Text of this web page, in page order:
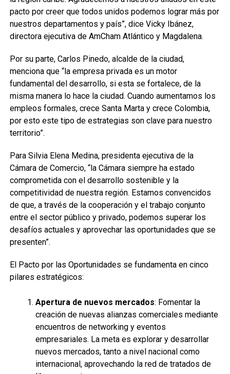
pacto por creer que todos unidos podemos lograr más por
nuestros departamentos y país”, dice Vicky Ibánez,
directora ejecutiva de AmCham Atlántico y Magdalena.
Por su parte, Carlos Pinedo, alcalde de la ciudad,
menciona que “la empresa privada es un motor
fundamental del desarrollo, si esta se fortalece, de la
misma manera lo hace la ciudad. Cuando aumentamos los
empleos formales, crece Santa Marta y crece Colombia,
por esto este tipo de estrategias son clave para nuestro
territorio”.
Para Silvia Elena Medina, presidenta ejecutiva de la
Cámara de Comercio, “la Cámara siempre ha estado
comprometida con el desarrollo sostenible y la
competitividad de nuestra región. Estamos convencidos
de que, a través de la cooperación y el trabajo conjunto
entre el sector público y privado, podemos superar los
desafíos actuales y aprovechar las oportunidades que se
presenten”.
El Pacto por las Oportunidades se fundamenta en cinco
pilares estratégicos:
Apertura de nuevos mercados: Fomentar la
creación de nuevas alianzas comerciales mediante
encuentros de networking y eventos
empresariales. La meta es explorar y desarrollar
nuevos mercados, tanto a nivel nacional como
internacional, aprovechando la red de tratados de